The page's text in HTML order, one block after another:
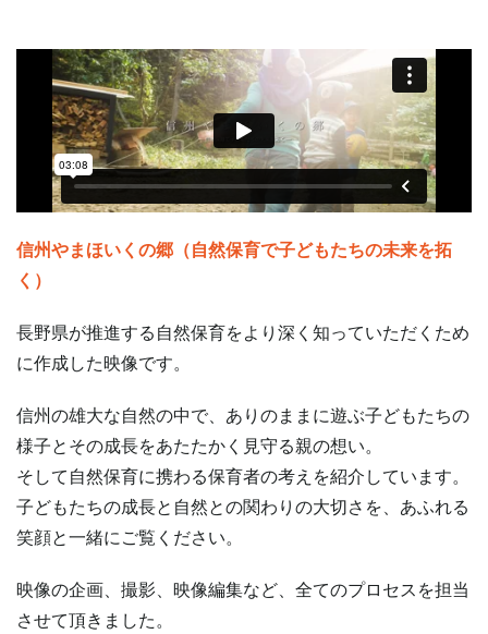
信州やまほいくの郷（自然保育で子どもたちの未来を拓
く）
長野県が推進する自然保育をより深く知っていただくため
に作成した映像です。
信州の雄大な自然の中で、ありのままに遊ぶ子どもたちの
様子とその成長をあたたかく見守る親の想い。
そして自然保育に携わる保育者の考えを紹介しています。
子どもたちの成長と自然との関わりの大切さを、あふれる
笑顔と一緒にご覧ください。
映像の企画、撮影、映像編集など、全てのプロセスを担当
させて頂きました。